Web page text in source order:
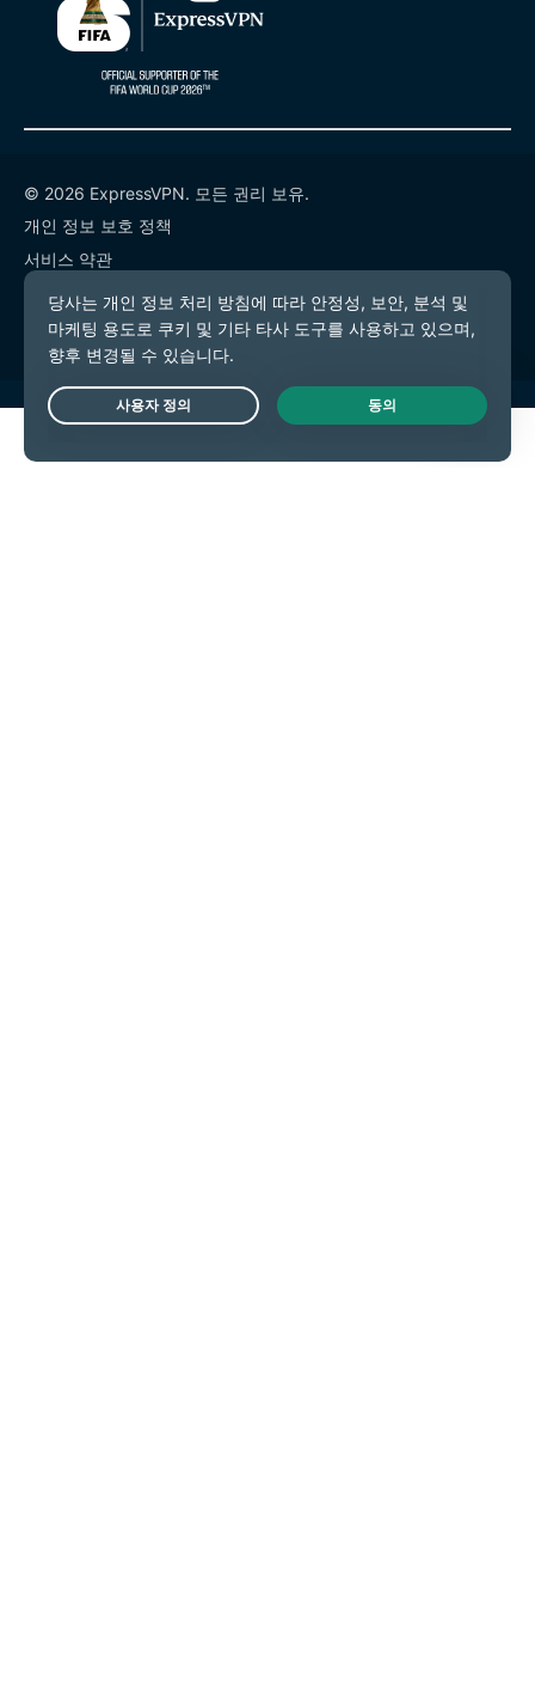
© 2026 ExpressVPN. 모든 권리 보유.
개인 정보 보호 정책
서비스 약관
쿠키 기본 설정
Live Chat